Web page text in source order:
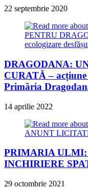
22 septembrie 2020
DRAGODANA:
CURATĂ – acțiune
Primăria
14 aprilie 2022
PRIMARIA
INCHIRIERE
29 octombrie 2021